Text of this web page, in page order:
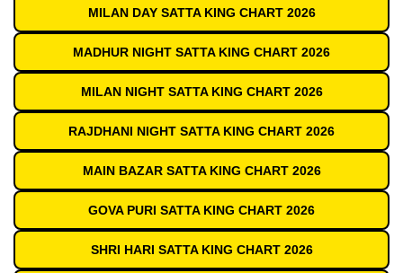
MILAN DAY SATTA KING CHART 2026
MADHUR NIGHT SATTA KING CHART 2026
MILAN NIGHT SATTA KING CHART 2026
RAJDHANI NIGHT SATTA KING CHART 2026
MAIN BAZAR SATTA KING CHART 2026
GOVA PURI SATTA KING CHART 2026
SHRI HARI SATTA KING CHART 2026